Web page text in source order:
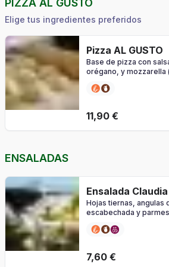
PIZZA AL GUSTO
Elige tus ingredientes preferidos
Pizza AL GUSTO
Base de pizza con
orégano, y mozzarella
11,90 €
ENSALADAS
Ensalada Claudia
Hojas tiernas, angulas
escabechada y
7,60 €